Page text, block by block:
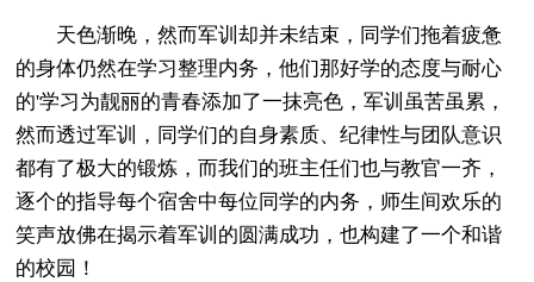
天色渐晚，然而军训却并未结束，同学们拖着疲惫
的身体仍然在学习整理内务，他们那好学的态度与耐心
的'学习为靓丽的青春添加了一抹亮色，军训虽苦虽累，
然而透过军训，同学们的自身素质、纪律性与团队意识
都有了极大的锻炼，而我们的班主任们也与教官一齐，
逐个的指导每个宿舍中每位同学的内务，师生间欢乐的
笑声放佛在揭示着军训的圆满成功，也构建了一个和谐
的校园！